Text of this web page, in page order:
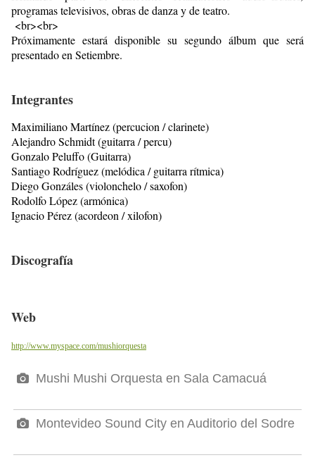
programas televisivos, obras de danza y de teatro.
<br><br>
Próximamente estará disponible su segundo álbum que será
presentado en Setiembre.
Integrantes
Maximiliano Martínez (percucion / clarinete)
Alejandro Schmidt (guitarra / percu)
Gonzalo Peluffo (Guitarra)
Santiago Rodríguez (melódica / guitarra rítmica)
Diego Gonzáles (violonchelo / saxofon)
Rodolfo López (armónica)
Ignacio Pérez (acordeon / xilofon)
Discografía
Web
http://www.myspace.com/mushiorquesta
Mushi Mushi Orquesta en Sala Camacuá
Montevideo Sound City en Auditorio del Sodre